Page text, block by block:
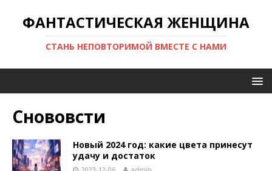
ФАНТАСТИЧЕСКАЯ ЖЕНЩИНА
СТАНЬ НЕПОВТОРИМОЙ ВМЕСТЕ С НАМИ
Снововсти
Новый 2024 год: какие цвета принесут
удачу и достаток